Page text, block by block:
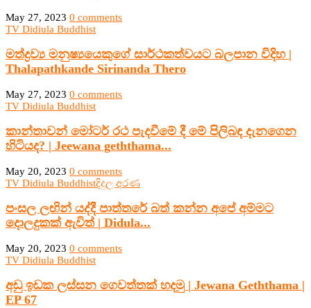
May 27, 2023 0 comments
TV Didiula Buddhist
මත්ද්‍රව්‍ය මනුෂ්‍යයෙකුගේ සාර්ථකත්වයට බලපාන විදිහ |
Thalapathkande Sirinanda Thero
May 27, 2023 0 comments
TV Didiula Buddhist
කාන්තාවන් මෝටර් රථ පැදවීමේ දී මේ පිලිබඳ දැනගෙන
හිටියද? | Jeewana geththama...
May 20, 2023 0 comments
TV Didiula Buddhistදිදුල අරණ
පංසල ලඟින් යද්දී පාත්තරේ බත් කන්න අපේ අම්මට
දොලදුකක් ඇවිත් | Didula...
May 20, 2023 0 comments
TV Didiula Buddhist
අඩු ඉඩක ලස්සන ගෙවත්තක් හදමු | Jewana Geththama |
EP 67